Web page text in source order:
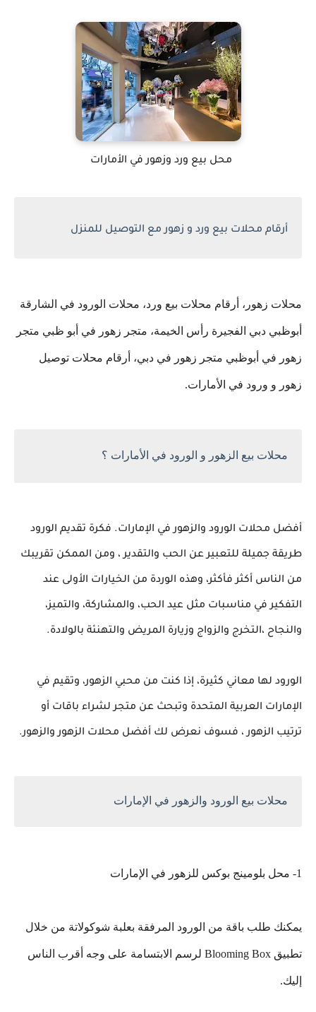
محل بيع ورد وزهور في الأمارات
أرقام محلات بيع ورد و زهور مع التوصيل للمنزل
محلات زهور، أرقام محلات بيع ورد، محلات الورود في الشارقة
أبوظبي دبي الفجيرة رأس الخيمة، متجر زهور في أبو ظبي متجر
زهور في أبوظبي متجر زهور في دبي، أرقام محلات توصيل
زهور و ورود في الأمارات.
محلات بيع الزهور و الورود في الأمارات ؟
أفضل محلات الورود والزهور في الإمارات. فكرة تقديم الورود
طريقة جميلة للتعبير عن الحب والتقدير ، ومن الممكن تقريبك
من الناس أكثر فأكثر، وهذه الوردة من الخيارات الأولى عند
التفكير في مناسبات مثل عيد الحب، والمشاركة، والتميز،
والنجاح ،التخرج والزواج وزيارة المريض والتهنئة بالولادة.
الورود لها معاني كثيرة، إذا كنت من محبي الزهور، وتقيم في
الإمارات العربية المتحدة وتبحث عن متجر لشراء باقات أو
ترتيب الزهور ، فسوف نعرض لك أفضل محلات الزهور والزهور.
محلات بيع الورود والزهور في الإمارات
1- محل بلومينج بوكس ​​للزهور في الإمارات
يمكنك طلب باقة من الورود المرفقة بعلبة شوكولاتة من خلال
تطبيق Blooming Box لرسم الابتسامة على وجه أقرب الناس
إليك.